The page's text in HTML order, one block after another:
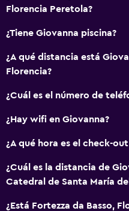
Florencia Peretola?
¿Tiene Giovanna piscina?
¿A qué distancia está
Florencia?
¿Cuál es el número de
¿Hay wifi en Giovanna?
¿A qué hora es el check-
¿Cuál es la distancia de
Catedral de Santa María
¿Está Fortezza da Basso,